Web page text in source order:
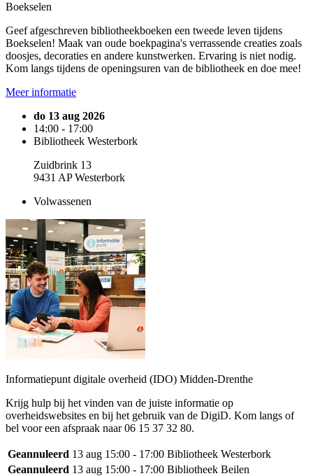
Boekselen
Geef afgeschreven bibliotheekboeken een tweede leven tijdens
Boekselen! Maak van oude boekpagina's verrassende creaties zoals
doosjes, decoraties en andere kunstwerken. Ervaring is niet nodig.
Kom langs tijdens de openingsuren van de bibliotheek en doe mee!
Meer informatie
do 13 aug 2026
14:00 - 17:00
Bibliotheek Westerbork
Zuidbrink 13
9431 AP Westerbork
Volwassenen
Informatiepunt digitale overheid (IDO) Midden-Drenthe
Krijg hulp bij het vinden van de juiste informatie op
overheidswebsites en bij het gebruik van de DigiD. Kom langs of
bel voor een afspraak naar 06 15 37 32 80.
Geannuleerd 13 aug 15:00 - 17:00 Bibliotheek Westerbork
Geannuleerd 13 aug 15:00 - 17:00 Bibliotheek Beilen